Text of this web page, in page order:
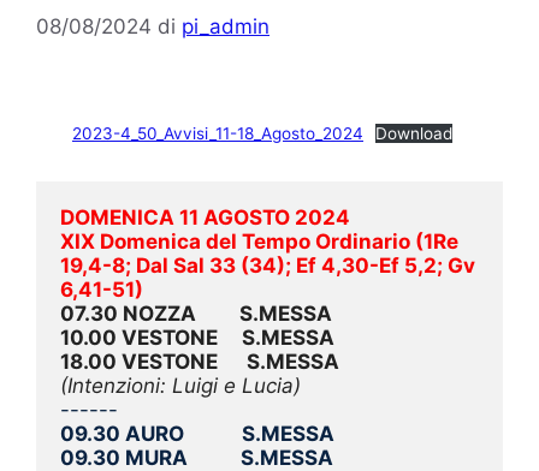
08/08/2024 di pi_admin
2023-4_50_Avvisi_11-18_Agosto_2024 Download
DOMENICA 11 AGOSTO 2024
XIX Domenica del Tempo Ordinario (1Re
19,4-8; Dal Sal 33 (34); Ef 4,30-Ef 5,2; Gv
6,41-51)
07.30 NOZZA         S.MESSA
10.00 VESTONE     S.MESSA
18.00 VESTONE      S.MESSA
(Intenzioni: Luigi e Lucia)
------
09.30 AURO            S.MESSA
09.30 MURA           S.MESSA